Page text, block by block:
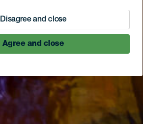
Disagree and close
Agree and close